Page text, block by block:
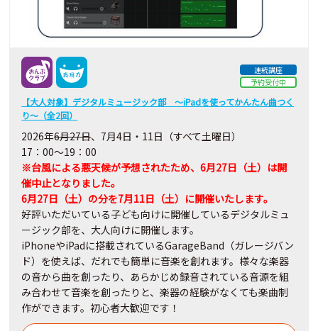
連続講座
予約受付中
【大人対象】デジタルミュージック部 ～iPadを使ってかんたん曲つく
り～（全2回）
2026年6月27日、7月4日・11日（すべて土曜日）
17：00～19：00
※台風による悪天候が予想されたため、6月27日（土）は開
催中止となりました。
6月27日（土）の分を7月11日（土）に開催いたします。
好評いただいている子ども向けに開催しているデジタルミュ
ージック部を、大人向けに開催します。
iPhoneやiPadに搭載されているGarageBand（ガレージバン
ド）を使えば、だれでも簡単に音楽を創れます。様々な楽器
の音から曲を創ったり、あらかじめ録音されている音源を組
み合わせて音楽を創ったりと、楽器の経験がなくても楽曲制
作ができます。初心者大歓迎です！